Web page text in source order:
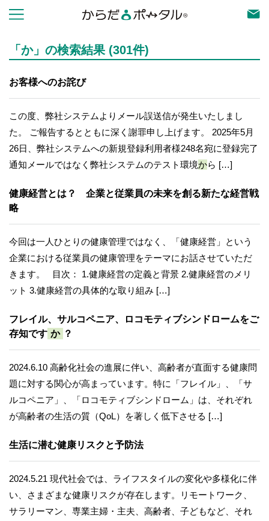
「か」の検索結果 (301件)
お客様へのお詫び
この度、弊社システムよりメール誤送信が発生いたしまし
た。 ご報告するとともに深く謝罪申し上げます。 2025年5月
26日、弊社システムへの新規登録利用者様248名宛に登録完了
通知メールではなく弊社システムのテスト環境から […]
健康経営とは？ 企業と従業員の未来を創る新たな経営戦
略
今回は一人ひとりの健康管理ではなく、「健康経営」という
企業における従業員の健康管理をテーマにお話させていただ
きます。 目次： 1.健康経営の定義と背景 2.健康経営のメリ
ット 3.健康経営の具体的な取り組み […]
フレイル、サルコペニア、ロコモティブシンドロームをご
存知です か ？
2024.6.10 高齢化社会の進展に伴い、高齢者が直面する健康問
題に対する関心が高まっています。特に「フレイル」、「サ
ルコペニア」、「ロコモティブシンドローム」は、それぞれ
が高齢者の生活の質（QoL）を著しく低下させる […]
生活に潜む健康リスクと予防法
2024.5.21 現代社会では、ライフスタイルの変化や多様化に伴
い、さまざまな健康リスクが存在します。リモートワーク、
サラリーマン、専業主婦・主夫、高齢者、子どもなど、それ